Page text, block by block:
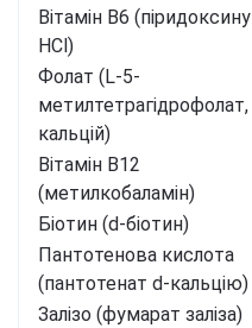
Вітамін B6 (піридоксину
HCl)
Фолат (L-5-
метилтетрагідрофолат,
кальцій)
Вітамін B12
(метилкобаламін)
Біотин (d-біотин)
Пантотенова кислота
(пантотенат d-кальцію)
Залізо (фумарат заліза)